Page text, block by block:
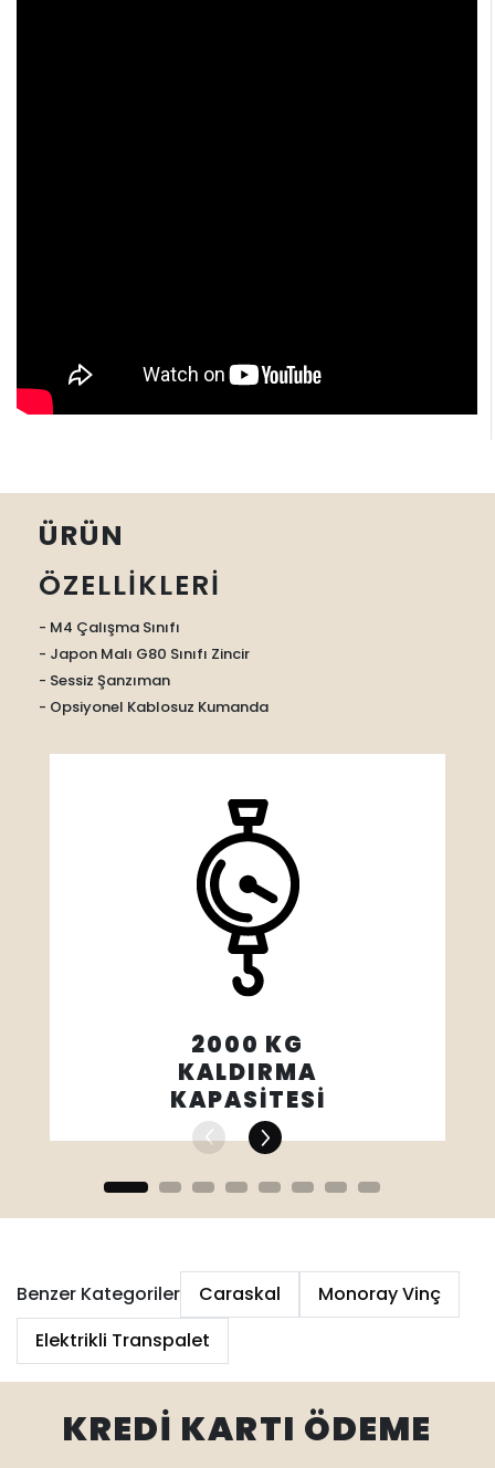
ÜRÜN
ÖZELLİKLERİ
- M4 Çalışma Sınıfı
- Japon Malı G80 Sınıfı Zincir
- Sessiz Şanzıman
- Opsiyonel Kablosuz Kumanda
2000 KG
KALDIRMA
KAPASİTESİ
Benzer Kategoriler Caraskal
Monoray Vinç
Elektrikli Transpalet
KREDİ KARTI ÖDEME